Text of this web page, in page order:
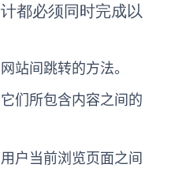
都必须同时完成以
站间跳转的方法。
们所包含内容之间的
户当前浏览页面之间